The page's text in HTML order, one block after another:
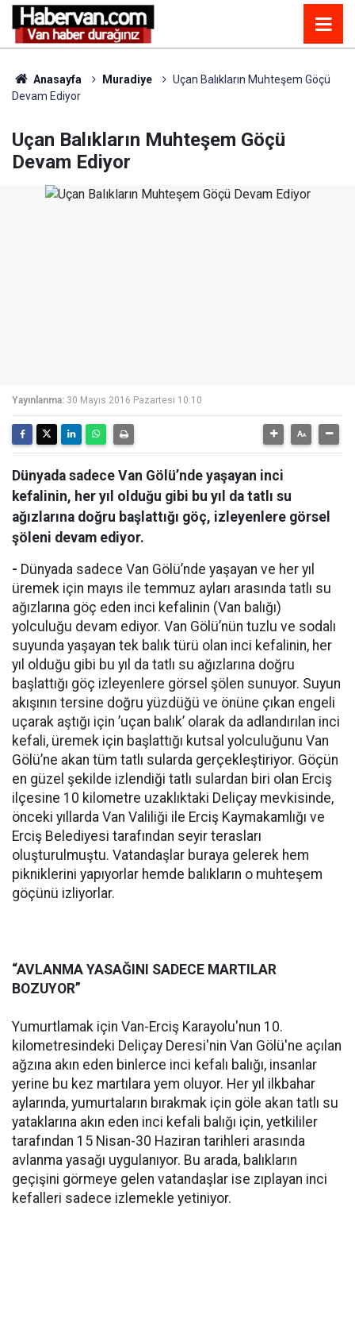
Anasayfa Muradiye
Uçan Balıkların Muhteşem Göçü
Devam Ediyor
Uçan Balıkların Muhteşem Göçü
Devam Ediyor
Yayınlanma: 30 Mayıs 2016 Pazartesi 10:10
Dünyada sadece Van Gölü’nde yaşayan inci
kefalinin, her yıl olduğu gibi bu yıl da tatlı su
ağızlarına doğru başlattığı göç, izleyenlere görsel
şöleni devam ediyor.
- Dünyada sadece Van Gölü’nde yaşayan ve her yıl
üremek için mayıs ile temmuz ayları arasında tatlı su
ağızlarına göç eden inci kefalinin (Van balığı)
yolculuğu devam ediyor. Van Gölü’nün tuzlu ve sodalı
suyunda yaşayan tek balık türü olan inci kefalinin, her
yıl olduğu gibi bu yıl da tatlı su ağızlarına doğru
başlattığı göç izleyenlere görsel şölen sunuyor. Suyun
akışının tersine doğru yüzdüğü ve önüne çıkan engeli
uçarak aştığı için ’uçan balık’ olarak da adlandırılan inci
kefali, üremek için başlattığı kutsal yolculuğunu Van
Gölü’ne akan tüm tatlı sularda gerçekleştiriyor. Göçün
en güzel şekilde izlendiği tatlı sulardan biri olan Erciş
ilçesine 10 kilometre uzaklıktaki Deliçay mevkisinde,
önceki yıllarda Van Valiliği ile Erciş Kaymakamlığı ve
Erciş Belediyesi tarafından seyir terasları
oluşturulmuştu. Vatandaşlar buraya gelerek hem
pikniklerini yapıyorlar hemde balıkların o muhteşem
göçünü izliyorlar.
“AVLANMA YASAĞINI SADECE MARTILAR
BOZUYOR”
Yumurtlamak için Van-Erciş Karayolu'nun 10.
kilometresindeki Deliçay Deresi'nin Van Gölü'ne açılan
ağzına akın eden binlerce inci kefalı balığı, insanlar
yerine bu kez martılara yem oluyor. Her yıl ilkbahar
aylarında, yumurtaların bırakmak için göle akan tatlı su
yataklarına akın eden inci kefali balığı için, yetkililer
tarafından 15 Nisan-30 Haziran tarihleri arasında
avlanma yasağı uygulanıyor. Bu arada, balıkların
geçişini görmeye gelen vatandaşlar ise zıplayan inci
kefalleri sadece izlemekle yetiniyor.